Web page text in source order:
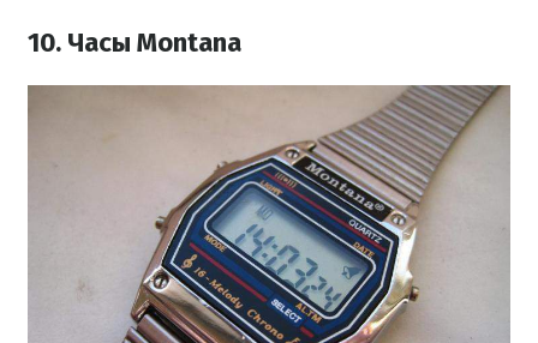
10. Часы Montana